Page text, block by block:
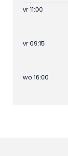
vr 11:00
vr 09:15
wo 16:00